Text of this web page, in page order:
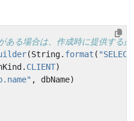
る場合は、作成時に提供する必
(String. format (
. CLIENT)
, dbName)